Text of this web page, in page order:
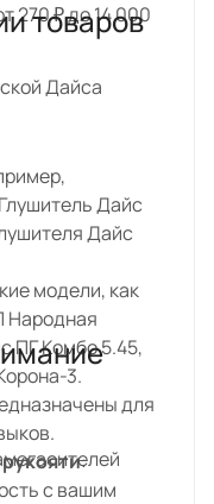
270 ₽ до 14 000
товаров
Дайса
Дайс
Дайс
модели, как
Народная
ПГ Комбо 5.45,
3.
для
:
с вашим